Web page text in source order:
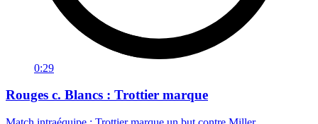
0:29
Rouges c. Blancs : Trottier marque